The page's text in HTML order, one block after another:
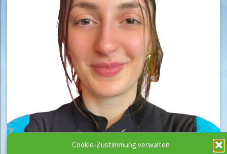
Cookie-Zustimmung verwalten